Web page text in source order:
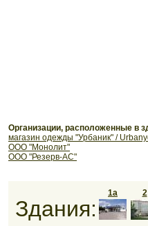
Организации, расположенные в
магазин одежды "Урбаник" /
ООО "Монолит"
ООО "Резерв-АС"
Здания:
1а 2